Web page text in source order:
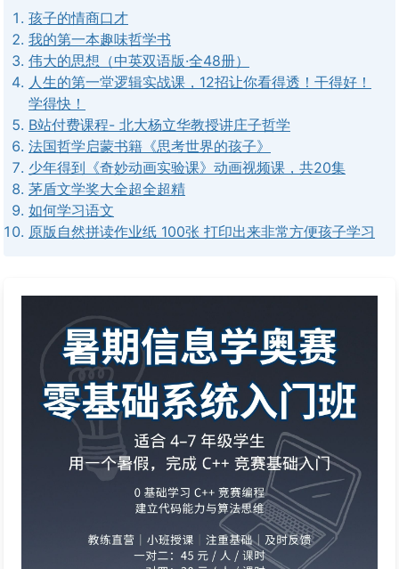
孩子的情商口才
我的第一本趣味哲学书
伟大的思想（中英双语版·全48册）
人生的第一堂逻辑实战课，12招让你看得透！干得好！
学得快！
B站付费课程- 北大杨立华教授讲庄子哲学
法国哲学启蒙书籍《思考世界的孩子》
少年得到《奇妙动画实验课》动画视频课，共20集
茅盾文学奖大全超全超精
如何学习语文
原版自然拼读作业纸 100张 打印出来非常方便孩子学习